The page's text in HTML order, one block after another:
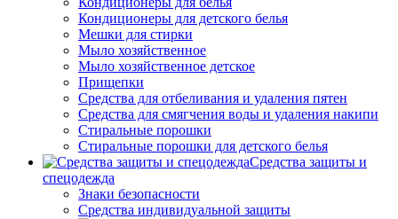
Кондиционеры для детского белья
Мешки для стирки
Мыло хозяйственное
Мыло хозяйственное детское
Прищепки
Средства для отбеливания и удаления пятен
Средства для смягчения воды и удаления накипи
Стиральные порошки
Стиральные порошки для детского белья
Средства защиты и
спецодежда
Знаки безопасности
Средства индивидуальной защиты